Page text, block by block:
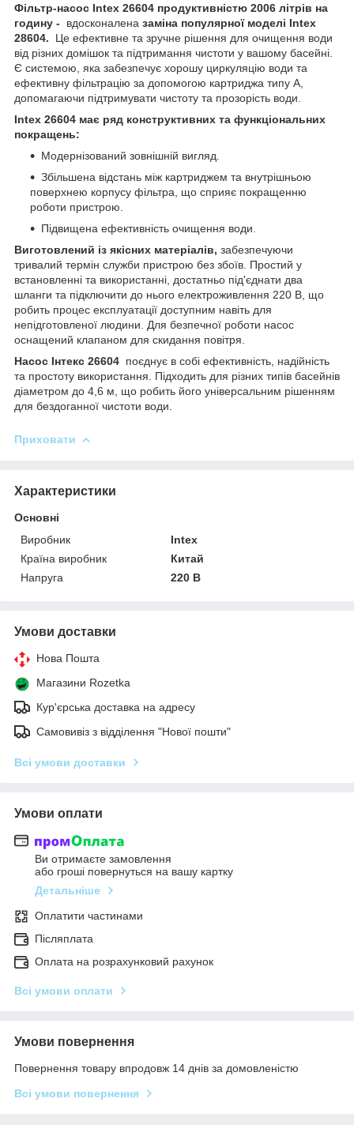
Фільтр-насос Intex 26604 продуктивністю 2006 літрів на
годину - вдосконалена заміна популярної моделі Intex
28604. Це ефективне та зручне рішення для очищення води
від різних домішок та підтримання чистоти у вашому басейні.
Є системою, яка забезпечує хорошу циркуляцію води та
ефективну фільтрацію за допомогою картриджа типу А,
допомагаючи підтримувати чистоту та прозорість води.
Intex 26604 має ряд конструктивних та функціональних
покращень:
Модернізований зовнішній вигляд.
Збільшена відстань між картриджем та внутрішньою
поверхнею корпусу фільтра, що сприяє покращенню
роботи пристрою.
Підвищена ефективність очищення води.
Виготовлений із якісних матеріалів, забезпечуючи
тривалий термін служби пристрою без збоїв. Простий у
встановленні та використанні, достатньо під'єднати два
шланги та підключити до нього електроживлення 220 В, що
робить процес експлуатації доступним навіть для
непідготовленої людини. Для безпечної роботи насос
оснащений клапаном для скидання повітря.
Насос Інтекс 26604 поєднує в собі ефективність, надійність
та простоту використання. Підходить для різних типів басейнів
діаметром до 4,6 м, що робить його універсальним рішенням
для бездоганної чистоти води.
Приховати
Характеристики
Основні
Виробник
Intex
Країна виробник
Китай
Напруга
220 В
Умови доставки
Нова Пошта
Магазини Rozetka
Кур'єрська доставка на адресу
Самовивіз з відділення "Нової пошти"
Всі умови доставки
Умови оплати
Ви отримаєте замовлення
або гроші повернуться на вашу картку
Детальніше
Оплатити частинами
Післяплата
Оплата на розрахунковий рахунок
Всі умови оплати
Умови повернення
Повернення товару впродовж 14 днів за домовленістю
Всі умови повернення